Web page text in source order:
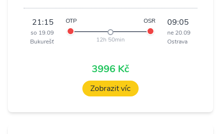
21:15
so 19.09
Bukurešť
OTP OSR
12h 50min
09:05
ne 20.09
Ostrava
3996 Kč
Zobrazit víc